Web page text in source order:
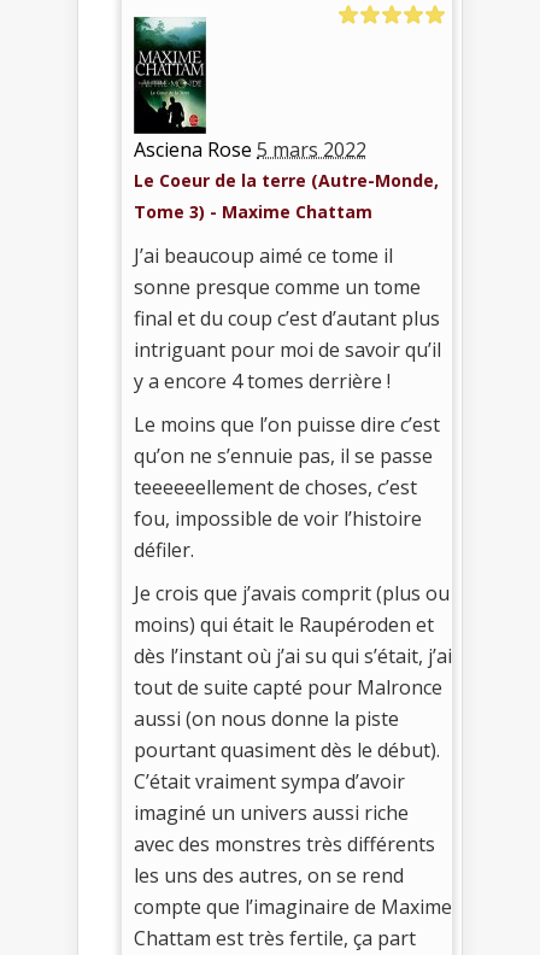
Asciena Rose 5 mars 2022
Le Coeur de la terre (Autre-Monde,
Tome 3) - Maxime Chattam
J’ai beaucoup aimé ce tome il
sonne presque comme un tome
final et du coup c’est d’autant plus
intriguant pour moi de savoir qu’il
y a encore 4 tomes derrière !
Le moins que l’on puisse dire c’est
qu’on ne s’ennuie pas, il se passe
teeeeeellement de choses, c’est
fou, impossible de voir l’histoire
défiler.
Je crois que j’avais comprit (plus ou
moins) qui était le Raupéroden et
dès l’instant où j’ai su qui s’était, j’ai
tout de suite capté pour Malronce
aussi (on nous donne la piste
pourtant quasiment dès le début).
C’était vraiment sympa d’avoir
imaginé un univers aussi riche
avec des monstres très différents
les uns des autres, on se rend
compte que l’imaginaire de Maxime
Chattam est très fertile, ça part